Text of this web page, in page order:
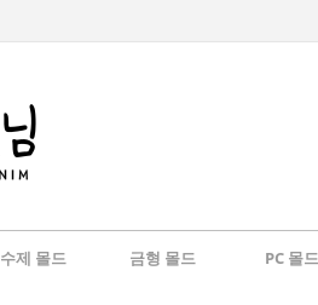
수제 몰드 금형 몰드 PC 몰드